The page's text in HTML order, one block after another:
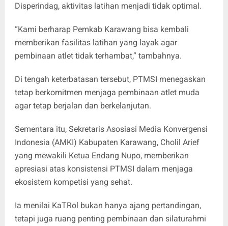
Disperindag, aktivitas latihan menjadi tidak optimal.
“Kami berharap Pemkab Karawang bisa kembali
memberikan fasilitas latihan yang layak agar
pembinaan atlet tidak terhambat,” tambahnya.
Di tengah keterbatasan tersebut, PTMSI menegaskan
tetap berkomitmen menjaga pembinaan atlet muda
agar tetap berjalan dan berkelanjutan.
Sementara itu, Sekretaris Asosiasi Media Konvergensi
Indonesia (AMKI) Kabupaten Karawang, Cholil Arief
yang mewakili Ketua Endang Nupo, memberikan
apresiasi atas konsistensi PTMSI dalam menjaga
ekosistem kompetisi yang sehat.
Ia menilai KaTRol bukan hanya ajang pertandingan,
tetapi juga ruang penting pembinaan dan silaturahmi